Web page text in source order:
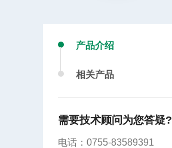
产品介绍
相关产品
需要技术顾问为您答疑?
电话：0755-83589391